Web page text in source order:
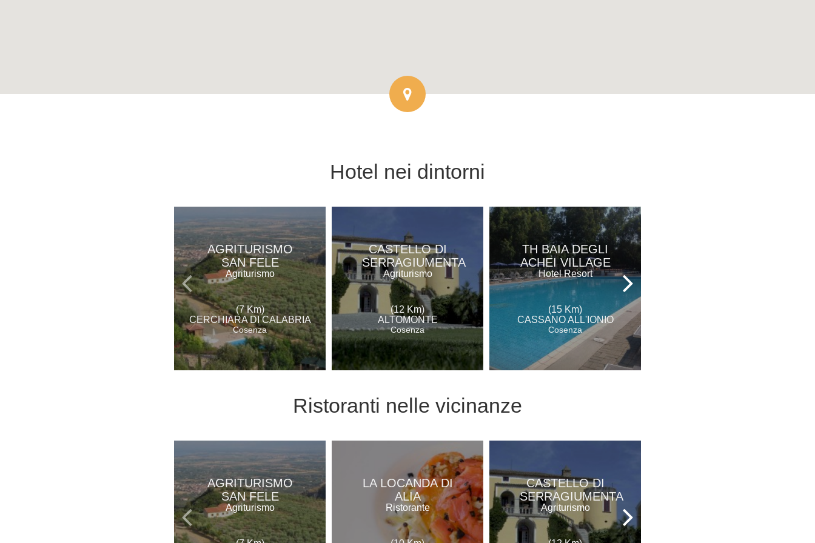
Hotel nei dintorni
AGRITURISMO
SAN FELE
Agriturismo
(7 Km)
CERCHIARA DI CALABRIA
Cosenza
CASTELLO DI
SERRAGIUMENTA
Agriturismo
(12 Km)
ALTOMONTE
Cosenza
TH BAIA DEGLI
ACHEI VILLAGE
Hotel Resort
(15 Km)
CASSANO ALL'IONIO
Cosenza
Ristoranti nelle vicinanze
AGRITURISMO
SAN FELE
Agriturismo
LA LOCANDA DI
ALIA
Ristorante
CASTELLO DI
SERRAGIUMENTA
Agriturismo